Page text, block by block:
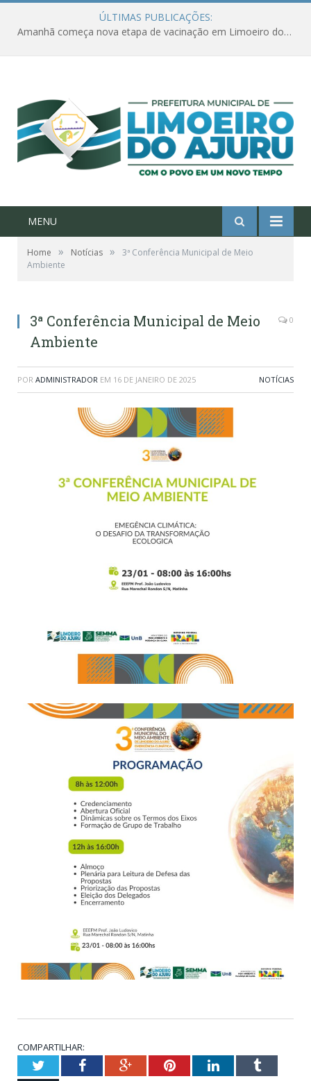
ÚLTIMAS PUBLICAÇÕES:
Amanhã começa nova etapa de vacinação em Limoeiro do Ajuru para idosos com 65 ou mais
MENU
Home » Notícias »
3ª Conferência Municipal de Meio
Ambiente
3ª Conferência Municipal de Meio
Ambiente
0
POR ADMINISTRADOR EM 16 DE JANEIRO DE 2025 NOTÍCIAS
COMPARTILHAR:
TwitterFacebookGoogle+PinterestLinkedInTumblr